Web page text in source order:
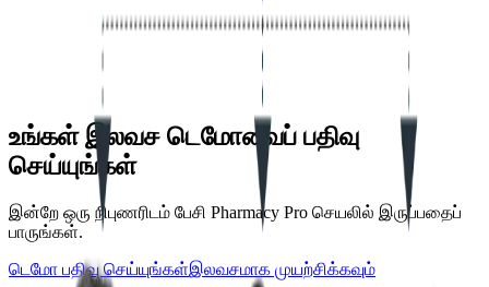
பல-நிலை ஒப்புதல் பணிப்பாய்வுகள்
வரம்பிற்கு மேல் தள்ளுபடிகளுக்கு, கிரெடிட் பரிவர்த்தனைகளுக்கு
அல்லது திரும்பப்பெறுதல்களுக்கு மேலாளர் ஒப்புதல் தேவை —
அனுமதியில்லாமல் எதுவும் நழுவாது.
உங்கள் இலவச டெமோவைப் பதிவு
செய்யுங்கள்
இன்றே ஒரு நிபுணரிடம் பேசி Pharmacy Pro செயலில் இருப்பதைப்
பாருங்கள்.
டெமோ பதிவு செய்யுங்கள்இலவசமாக முயற்சிக்கவும்